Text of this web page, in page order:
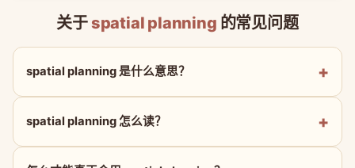
关于 spatial planning 的常见问题
spatial planning 是什么意思？
spatial planning 怎么读？